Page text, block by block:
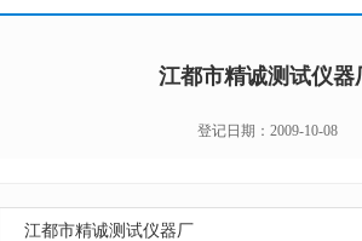
江都市精诚测试仪器
登记日期：2009-10-08
江都市精诚测试仪器厂